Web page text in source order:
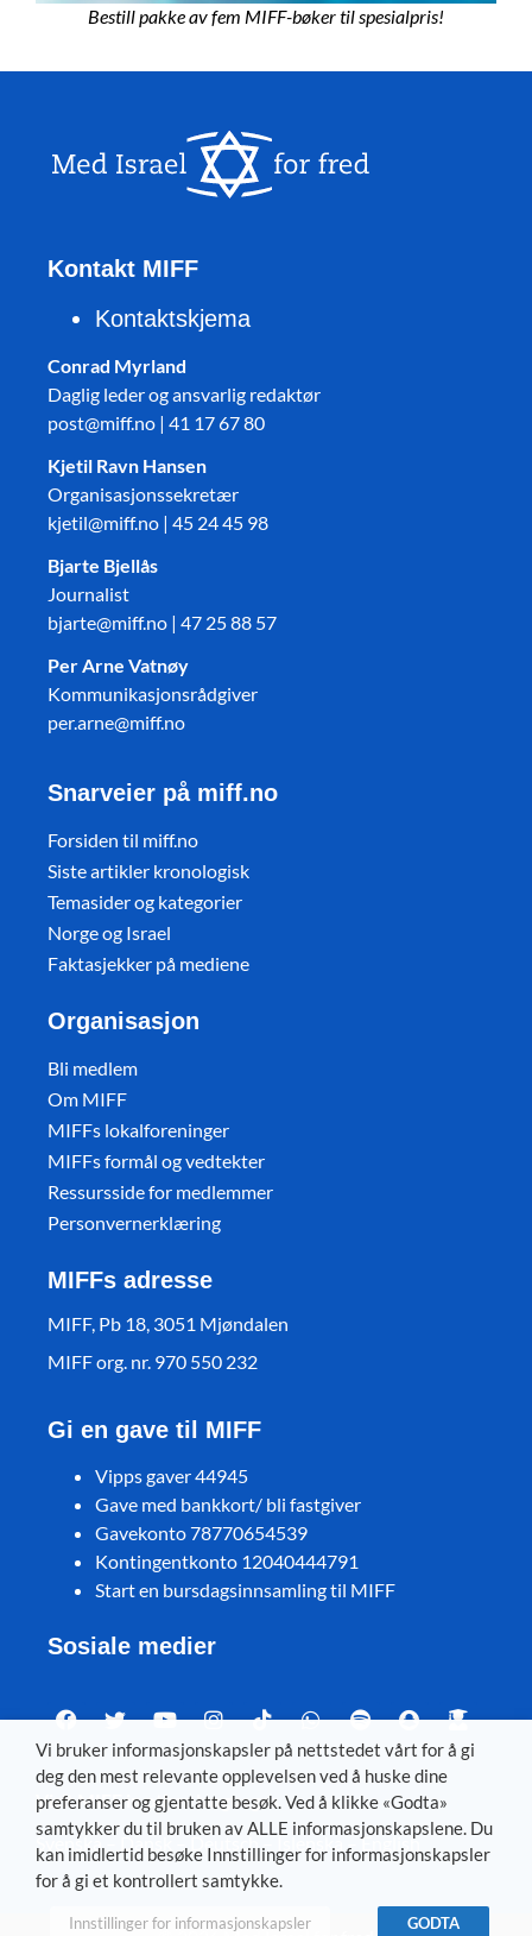
Bestill pakke av fem MIFF-bøker til spesialpris!
Kontakt MIFF
Kontaktskjema
Conrad Myrland
Daglig leder og ansvarlig redaktør
post@miff.no | 41 17 67 80
Kjetil Ravn Hansen
Organisasjonssekretær
kjetil@miff.no | 45 24 45 98
Bjarte Bjellås
Journalist
bjarte@miff.no | 47 25 88 57
Per Arne Vatnøy
Kommunikasjonsrådgiver
per.arne@miff.no
Snarveier på miff.no
Forsiden til miff.no
Siste artikler kronologisk
Temasider og kategorier
Norge og Israel
Faktasjekker på mediene
Organisasjon
Bli medlem
Om MIFF
MIFFs lokalforeninger
MIFFs formål og vedtekter
Ressursside for medlemmer
Personvernerklæring
MIFFs adresse
MIFF, Pb 18, 3051 Mjøndalen
MIFF org. nr. 970 550 232
Gi en gave til MIFF
Vipps gaver 44945
Gave med bankkort/ bli fastgiver
Gavekonto 78770654539
Kontingentkonto 12040444791
Start en bursdagsinnsamling til MIFF
Sosiale medier
Visit MIFF in other languages
Svenska– Dansk–Deutsch–Íslenska–English
Vi bruker informasjonskapsler på nettstedet vårt for å gi
deg den mest relevante opplevelsen ved å huske dine
preferanser og gjentatte besøk. Ved å klikke «Godta»
samtykker du til bruken av ALLE informasjonskapslene. Du
kan imidlertid besøke Innstillinger for informasjonskapsler
for å gi et kontrollert samtykke.
Innstillinger for informasjonskapsler GODTA